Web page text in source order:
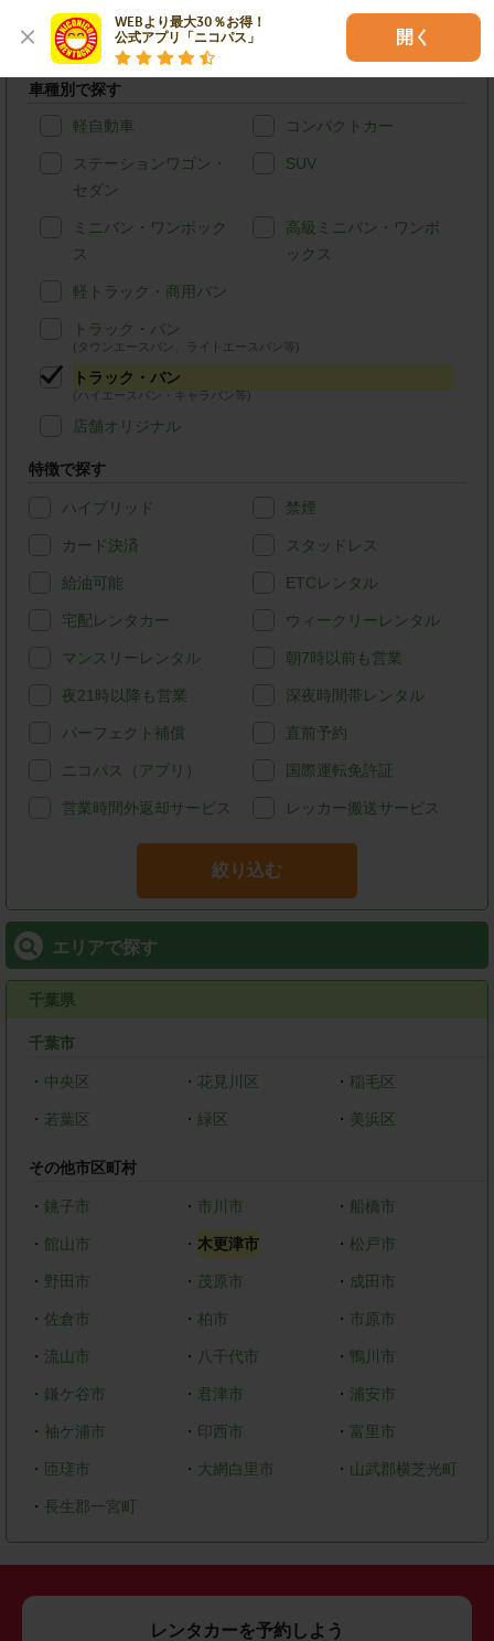
WEBより最大30％お得！
公式アプリ「ニコパス」
開く
木更津市のニコニコレンタカーを条件検索
車種別で探す
軽自動車 コンパクトカー
ステーションワゴン・
セダン
SUV
ミニバン・ワンボック
ス
高級ミニバン・ワンボ
ックス
軽トラック・商用バン
トラック・バン
(タウンエースバン、ライトエースバン等)
トラック・バン
(ハイエースバン・キャラバン等)
店舗オリジナル
特徴で探す
ハイブリッド 禁煙
カード決済 スタッドレス
給油可能 ETCレンタル
宅配レンタカー ウィークリーレンタル
マンスリーレンタル 朝7時以前も営業
夜21時以降も営業 深夜時間帯レンタル
パーフェクト補償 直前予約
ニコパス（アプリ） 国際運転免許証
営業時間外返却サービス レッカー搬送サービス
絞り込む
エリアで探す
千葉県
千葉市
・ 中央区 ・ 花見川区 ・稲毛区
・ 若葉区 ・ 緑区 ・ 美浜区
その他市区町村
・ 銚子市 ・ 市川市 ・ 船橋市
・ 館山市 ・ 木更津市 ・松戸市
・ 野田市 ・ 茂原市 ・ 成田市
・ 佐倉市 ・ 柏市 ・ 市原市
・ 流山市 ・ 八千代市 ・ 鴨川市
・ 鎌ケ谷市 ・ 君津市 ・ 浦安市
・ 袖ケ浦市 ・ 印西市 ・ 富里市
・ 匝瑳市 ・ 大網白里市 ・ 山武郡横芝光町
・ 長生郡一宮町
レンタカーを予約しよう